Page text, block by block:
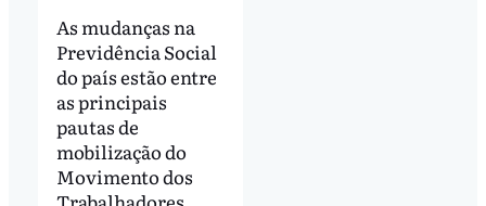
As mudanças na
Previdência Social
do país estão entre
as principais
pautas de
mobilização do
Movimento dos